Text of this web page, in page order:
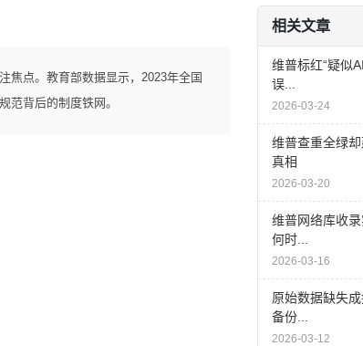
焦点。教育部数据显示，2023年全国
范背后的制度铁网。
相关文章
维普标红“疑似
误...
2026-03-24
维普查重全绿
真相
2026-03-20
维普网络库收
何时...
2026-03-16
原始数据缺失
备份...
2026-03-12